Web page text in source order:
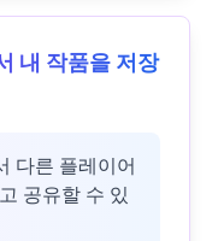
내 작품을 저장
다른 플레이어
공유할 수 있